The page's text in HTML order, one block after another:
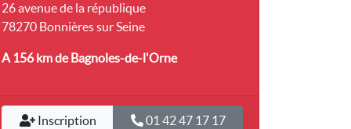
26 avenue de la république
78270 Bonnières sur Seine
A 156 kmde Bagnoles-de-l'Orne
Inscription 01 42 47 17 17